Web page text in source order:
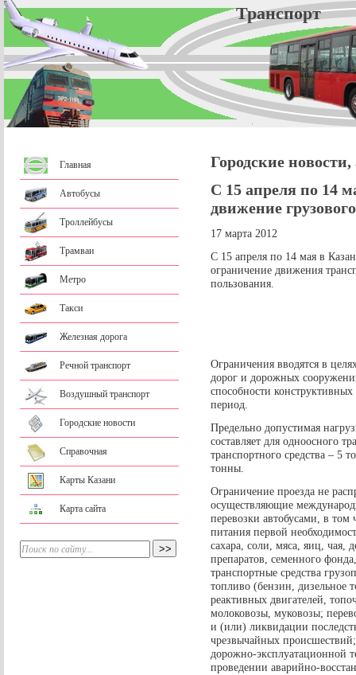
Главная
Автобусы
Троллейбусы
Трамваи
Метро
Такси
Железная дорога
Речной транспорт
Воздушный транспорт
Городские новости
Справочная
Карты Казани
Карта сайта
Городские
С 15 апреля по 14
движение
17 марта 2012
С 15 апреля по 14 мая в
ограничение движения
пользования.
Ограничения вводятся в
дорог и дорожных
способности
период.
Предельно допустимая
составляет для одноосного
транспортного средства – 5
тонны.
Ограничение проезда не
осуществляющие
перевозки автобусами, в
питания первой
сахара, соли, мяса, яиц, чая,
препаратов, семенного
транспортные средства
топливо (бензин, дизельное
реактивных двигателей,
молоковозы, муковозы;
и (или) ликвидации
чрезвычайных
дорожно-эксплуатационной
проведении аварийно-